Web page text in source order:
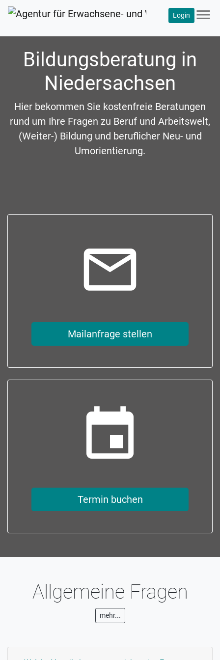
Login menu
Bildungsberatung in
Niedersachsen
Hier bekommen Sie kostenfreie Beratungen
rund um Ihre Fragen zu Beruf und Arbeitswelt,
(Weiter-) Bildung und beruflicher Neu- und
Umorientierung.
mail_outline
Mailanfrage stellen
event
Termin buchen
Allgemeine Fragen
mehr...